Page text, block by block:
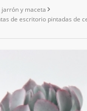
jarrón y maceta
de escritorio pintadas de